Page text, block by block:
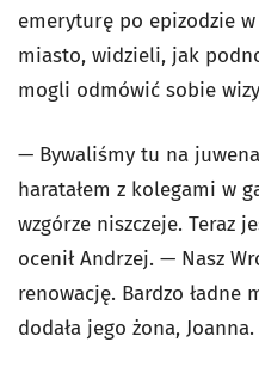
emeryturę po epizodzie
miasto, widzieli, jak
mogli odmówić sobie
— Bywaliśmy tu na
haratałem z kolegami w
wzgórze niszczeje. Teraz
ocenił Andrzej. — Nasz
renowację. Bardzo
dodała jego żona, Joanna.